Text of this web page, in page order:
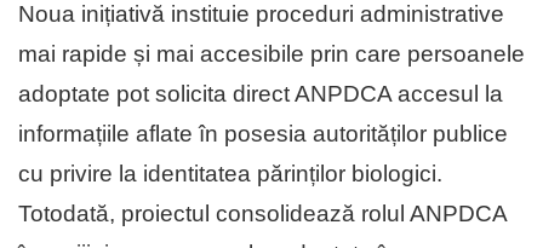
Noua inițiativă instituie proceduri administrative
mai rapide și mai accesibile prin care persoanele
adoptate pot solicita direct ANPDCA accesul la
informațiile aflate în posesia autorităților publice
cu privire la identitatea părinților biologici.
Totodată, proiectul consolidează rolul ANPDCA